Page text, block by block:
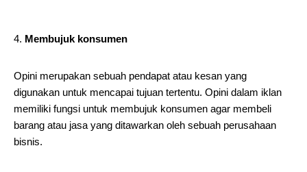
Membujuk konsumen
Opini merupakan sebuah pendapat atau kesan yang
digunakan untuk mencapai tujuan tertentu. Opini dalam iklan
memiliki fungsi untuk membujuk konsumen agar membeli
barang atau jasa yang ditawarkan oleh sebuah perusahaan
bisnis.